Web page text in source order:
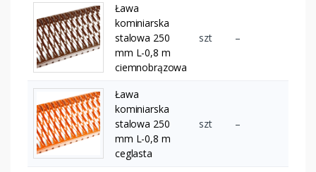
Ława
kominiarska
stalowa 250
mm L-0,8 m
ciemnobrązowa
szt –
Ława
kominiarska
stalowa 250
mm L-0,8 m
ceglasta
szt –